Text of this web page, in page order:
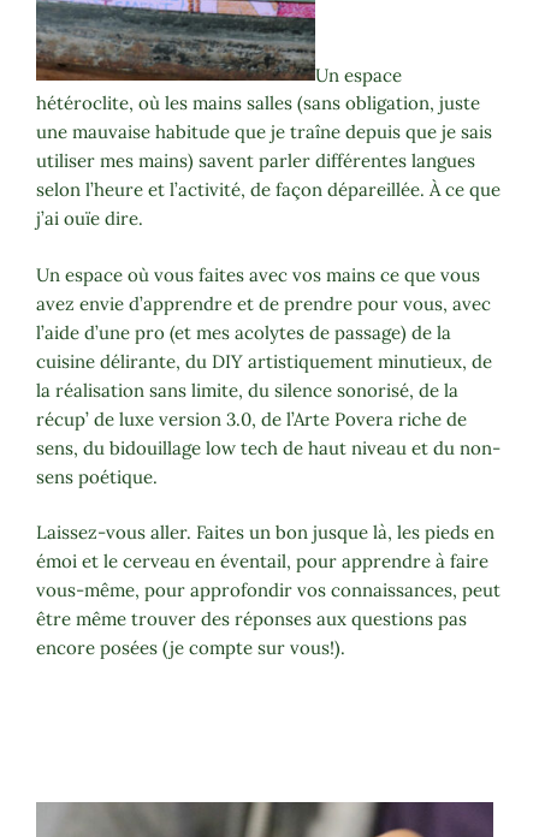
Un espace
hétéroclite, où les mains salles (sans obligation, juste
une mauvaise habitude que je traîne depuis que je sais
utiliser mes mains) savent parler différentes langues
selon l’heure et l’activité, de façon dépareillée. À ce que
j’ai ouïe dire.
Un espace où vous faites avec vos mains ce que vous
avez envie d’apprendre et de prendre pour vous, avec
l’aide d’une pro (et mes acolytes de passage) de la
cuisine délirante, du DIY artistiquement minutieux, de
la réalisation sans limite, du silence sonorisé, de la
récup’ de luxe version 3.0, de l’Arte Povera riche de
sens, du bidouillage low tech de haut niveau et du non-
sens poétique.
Laissez-vous aller. Faites un bon jusque là, les pieds en
émoi et le cerveau en éventail, pour apprendre à faire
vous-même, pour approfondir vos connaissances, peut
être même trouver des réponses aux questions pas
encore posées (je compte sur vous!).